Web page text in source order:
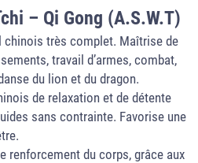
– Qi Gong (A.S.W.T)
chinois très complet. Maîtrise de
travail d’armes, combat,
du lion et du dragon.
de relaxation et de détente
sans contrainte. Favorise une
renforcement du corps, grâce aux